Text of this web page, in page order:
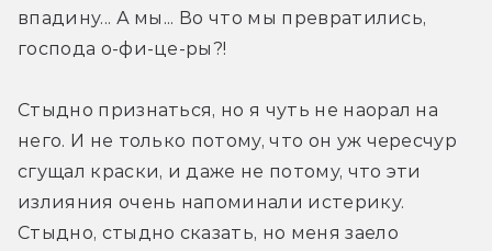
впадину... А мы... Во что мы превратились,
господа о-фи-це-ры?!
Стыдно признаться, но я чуть не наорал на
него. И не только потому, что он уж чересчур
сгущал краски, и даже не потому, что эти
излияния очень напоминали истерику.
Стыдно, стыдно сказать, но меня заело